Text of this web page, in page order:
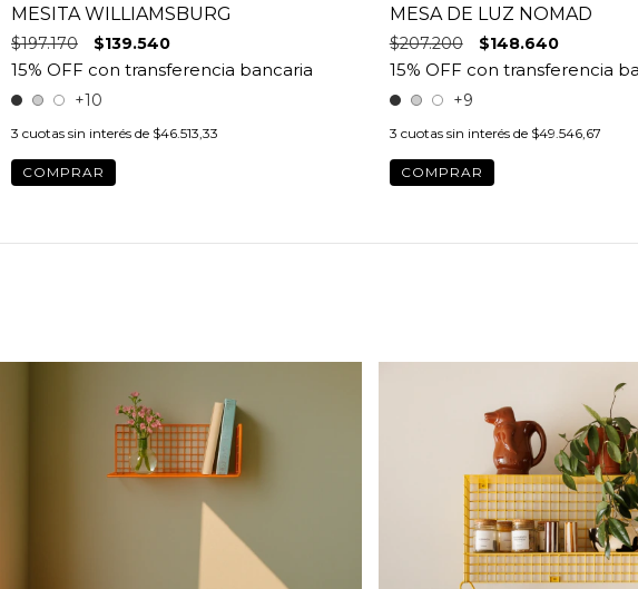
MESITA WILLIAMSBURG
$197.170 $139.540
+10
3 cuotas sin interés de $46.513,33
COMPRAR
MESA DE LUZ NOMAD
$207.200 $148.640
+9
3 cuotas sin interés de $49.546,67
COMPRAR